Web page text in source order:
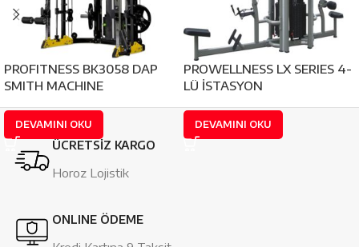
PROFITNESS BK3058 DAP
SMITH MACHINE
DEVAMINI OKU
PROWELLNESS LX SERIES 4-
LÜ İSTASYON
DEVAMINI OKU
ÜCRETSİZ KARGO
Horoz Lojistik
ONLINE ÖDEME